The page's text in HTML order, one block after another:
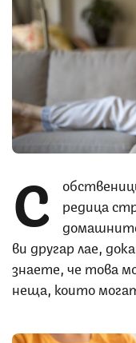
С
редица
ви другар лае,
знаете, че това
неща, които